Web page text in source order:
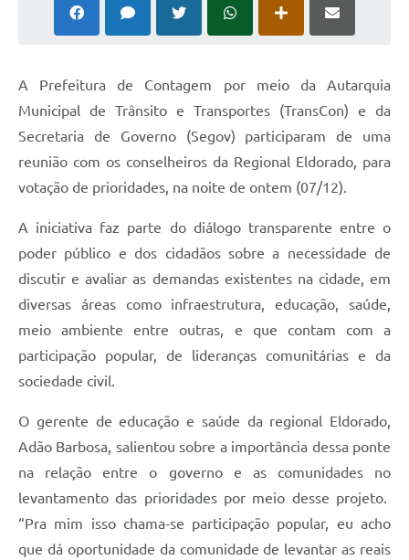
A Prefeitura de Contagem por meio da Autarquia
Municipal de Trânsito e Transportes (TransCon) e da
Secretaria de Governo (Segov) participaram de uma
reunião com os conselheiros da Regional Eldorado, para
votação de prioridades, na noite de ontem (07/12).
A iniciativa faz parte do diálogo transparente entre o
poder público e dos cidadãos sobre a necessidade de
discutir e avaliar as demandas existentes na cidade, em
diversas áreas como infraestrutura, educação, saúde,
meio ambiente entre outras, e que contam com a
participação popular, de lideranças comunitárias e da
sociedade civil.
O gerente de educação e saúde da regional Eldorado,
Adão Barbosa, salientou sobre a importância dessa ponte
na relação entre o governo e as comunidades no
levantamento das prioridades por meio desse projeto.
“Pra mim isso chama-se participação popular, eu acho
que dá oportunidade da comunidade de levantar as reais